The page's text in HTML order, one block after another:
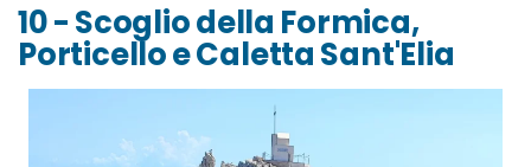
10 - Scoglio della Formica,
Porticello e Caletta Sant'Elia